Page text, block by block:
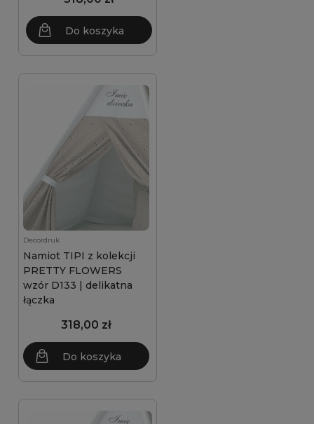
Do koszyka
Decordruk
Namiot TIPI z kolekcji
PRETTY FLOWERS
wzór D133 | delikatna
łączka
318,00 zł
Do koszyka